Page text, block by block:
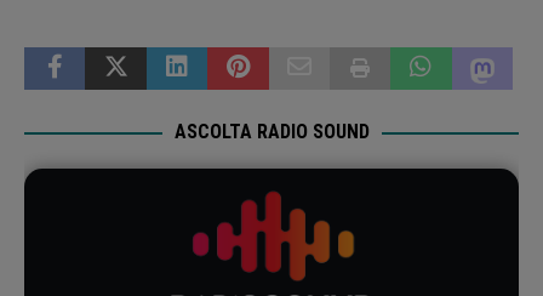
ASCOLTA RADIO SOUND